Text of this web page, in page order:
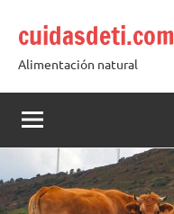
contenido
cuidasdeti.com
Alimentación natural